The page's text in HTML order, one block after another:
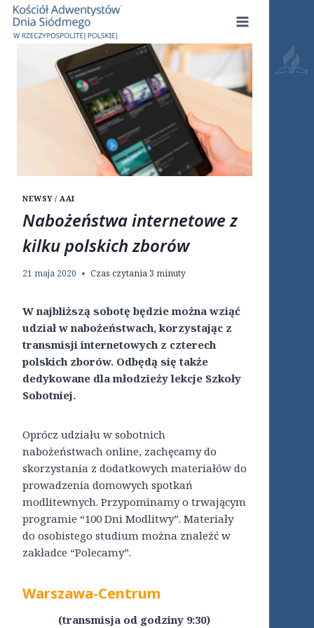
Przejdź
treści
NEWSY / AAI
Nabożeństwa internetowe z
kilku polskich zborów
21 maja 2020 Czas czytania 3 minuty
W najbliższą sobotę będzie można wziąć
udział w nabożeństwach, korzystając z
transmisji internetowych z czterech
polskich zborów. Odbędą się także
dedykowane dla młodzieży lekcje Szkoły
Sobotniej.
Oprócz udziału w sobotnich
nabożeństwach online, zachęcamy do
skorzystania z dodatkowych materiałów do
prowadzenia domowych spotkań
modlitewnych. Przypominamy o trwającym
programie “100 Dni Modlitwy”. Materiały
do osobistego studium można znaleźć w
zakładce “Polecamy”.
Warszawa-Centrum
(transmisja od godziny 9:30)